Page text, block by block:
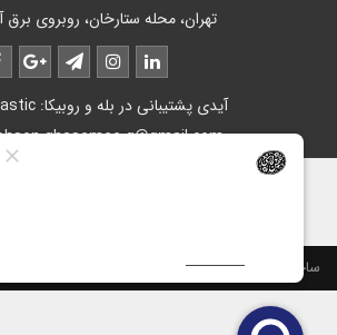
تهران، محله ستارخان، روبروی برق
@oiastic :آیدی پشتیبانی در بله و روبیکا
ساخت سایت توسطپرتال